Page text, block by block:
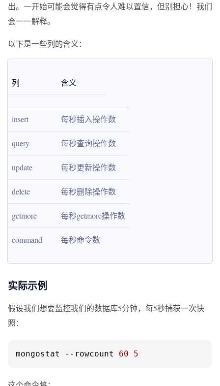
出。一开始可能会觉得有点令人难以置信，但别担心！我们
会一一解释。
以下是一些列的含义：
列 含义
insert 每秒插入操作数
query 每秒查询操作数
update 每秒更新操作数
delete 每秒删除操作数
getmore 每秒getmore操作数
command 每秒命令数
实际示例
假设我们想要监控我们的数据库5分钟，每5秒捕获一次快
照：
mongostat --rowcount 60 5